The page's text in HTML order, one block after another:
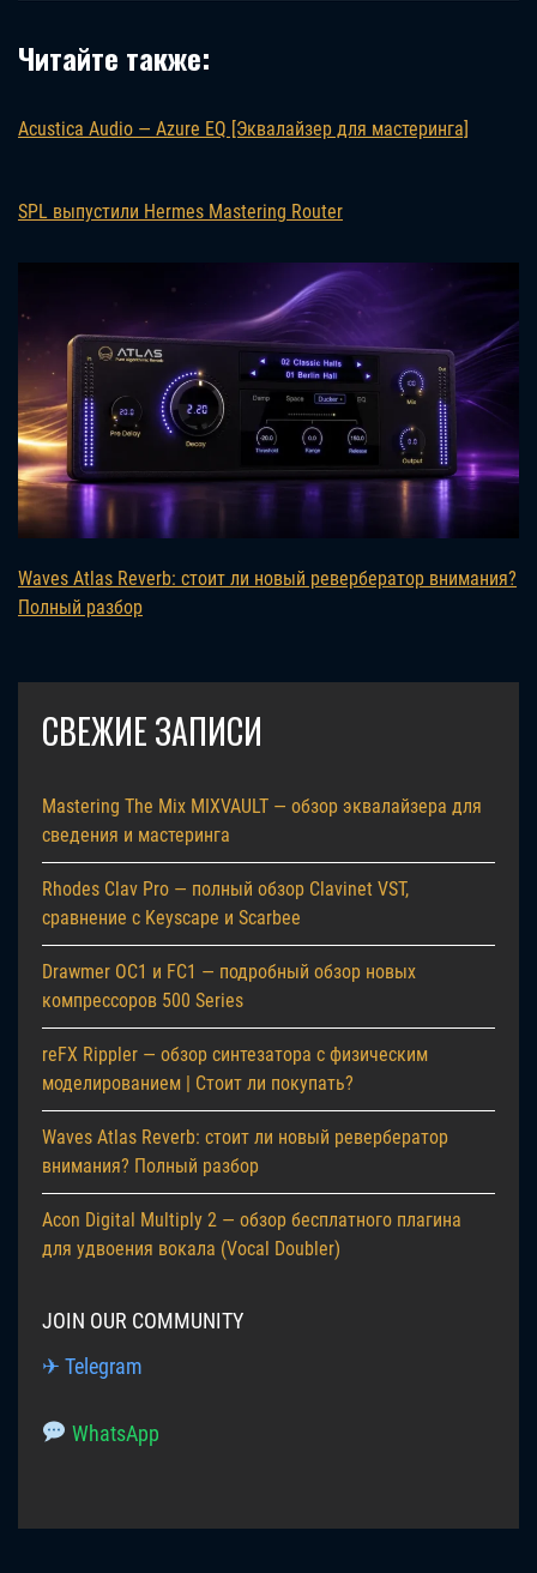
Читайте также:
Acustica Audio — Azure EQ [Эквалайзер для мастеринга]
SPL выпустили Hermes Mastering Router
Waves Atlas Reverb: стоит ли новый ревербератор внимания?
Полный разбор
СВЕЖИЕ ЗАПИСИ
Mastering The Mix MIXVAULT — обзор эквалайзера для
сведения и мастеринга
Rhodes Clav Pro — полный обзор Clavinet VST,
сравнение с Keyscape и Scarbee
Drawmer OC1 и FC1 — подробный обзор новых
компрессоров 500 Series
reFX Rippler — обзор синтезатора с физическим
моделированием | Стоит ли покупать?
Waves Atlas Reverb: стоит ли новый ревербератор
внимания? Полный разбор
Acon Digital Multiply 2 — обзор бесплатного плагина
для удвоения вокала (Vocal Doubler)
JOIN OUR COMMUNITY
✈ Telegram
WhatsApp